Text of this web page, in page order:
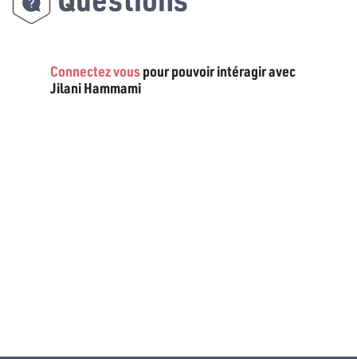
Connectez vouspour pouvoir intéragir avec
Jilani Hammami